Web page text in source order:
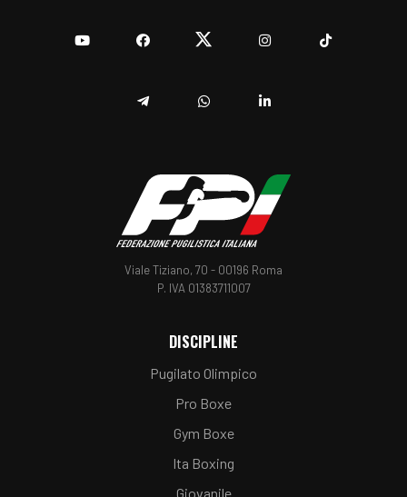
Viale Tiziano, 70 - 00196 Roma
P. IVA 01383711007
DISCIPLINE
Pugilato Olimpico
Pro Boxe
Gym Boxe
Ita Boxing
Giovanile